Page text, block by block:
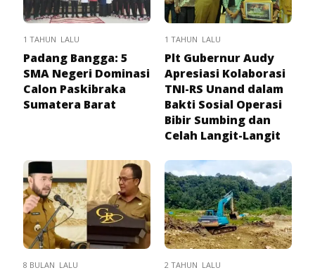
1 TAHUN LALU
Padang Bangga: 5
SMA Negeri Dominasi
Calon Paskibraka
Sumatera Barat
1 TAHUN LALU
Plt Gubernur Audy
Apresiasi Kolaborasi
TNI-RS Unand dalam
Bakti Sosial Operasi
Bibir Sumbing dan
Celah Langit-Langit
8 BULAN LALU 2 TAHUN LALU